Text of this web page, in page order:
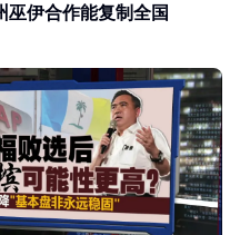
巫伊合作能复制全国